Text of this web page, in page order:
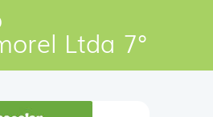
Ltda 7°